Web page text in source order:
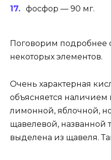
фосфор — 90 мг.
Поговорим подробнее
некоторых элементов.
Очень характерная
объясняется наличием
лимонной, яблочной,
щавелевой, названной
выделена из щавеля.